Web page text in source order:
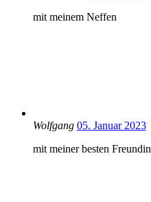
mit meinem Neffen
Wolfgang 05. Januar 2023
mit meiner besten Freundin